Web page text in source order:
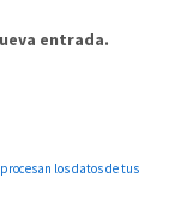
entrada.
los datos de tus